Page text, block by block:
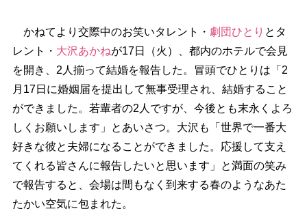
かねてより交際中のお笑いタレント・ 劇団ひとり とタ
レント・ 大沢あかねが17日（火）、都内のホテルで会見
を開き、2人揃って結婚を報告した。冒頭でひとりは「2
月17日に婚姻届を提出して無事受理され、結婚すること
ができました。若輩者の2人ですが、今後とも末永くよろ
しくお願いします」とあいさつ。大沢も「世界で一番大
好きな彼と夫婦になることができました。応援して支え
てくれる皆さんに報告したいと思います」と満面の笑み
で報告すると、会場は間もなく到来する春のようなあた
たかい空気に包まれた。